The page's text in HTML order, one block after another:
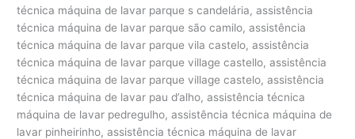
técnica máquina de lavar parque s candelária, assistência
técnica máquina de lavar parque são camilo, assistência
técnica máquina de lavar parque vila castelo, assistência
técnica máquina de lavar parque village castello, assistência
técnica máquina de lavar parque village castelo, assistência
técnica máquina de lavar pau d’alho, assistência técnica
máquina de lavar pedregulho, assistência técnica máquina de
lavar pinheirinho, assistência técnica máquina de lavar